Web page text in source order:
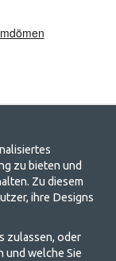
für
Möglichkeit, die
zu bieten und
Zu diesem
ihre Designs
zulassen, oder
und welche Sie